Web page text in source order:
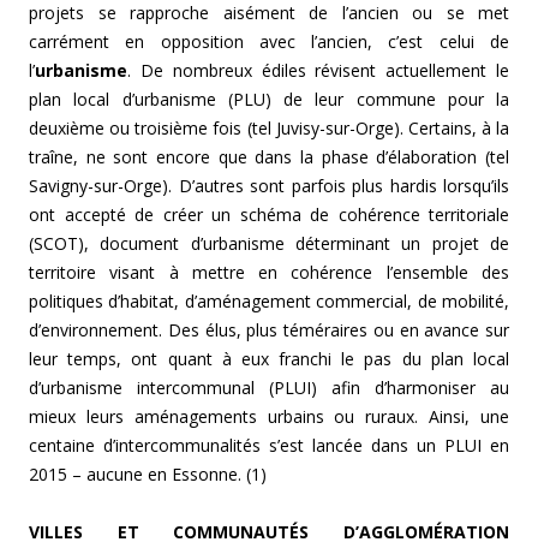
projets se rapproche aisément de l’ancien ou se met
carrément en opposition avec l’ancien, c’est celui de
l’urbanisme. De nombreux édiles révisent actuellement le
plan local d’urbanisme (PLU) de leur commune pour la
deuxième ou troisième fois (tel Juvisy-sur-Orge). Certains, à la
traîne, ne sont encore que dans la phase d’élaboration (tel
Savigny-sur-Orge). D’autres sont parfois plus hardis lorsqu’ils
ont accepté de créer un schéma de cohérence territoriale
(SCOT), document d’urbanisme déterminant un projet de
territoire visant à mettre en cohérence l’ensemble des
politiques d’habitat, d’aménagement commercial, de mobilité,
d’environnement. Des élus, plus téméraires ou en avance sur
leur temps, ont quant à eux franchi le pas du plan local
d’urbanisme intercommunal (PLUI) afin d’harmoniser au
mieux leurs aménagements urbains ou ruraux. Ainsi, une
centaine d’intercommunalités s’est lancée dans un PLUI en
2015 – aucune en Essonne. (1)
VILLES ET COMMUNAUTÉS D’AGGLOMÉRATION